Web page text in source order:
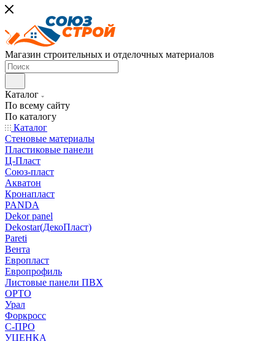
Магазин строительных и отделочных материалов
Каталог
По всему сайту
По каталогу
Каталог
Стеновые материалы
Пластиковые панели
Ц-Пласт
Союз-пласт
Акватон
Кронапласт
PANDA
Dekor panel
Dekostar(ДекоПласт)
Pareti
Вента
Европласт
Европрофиль
Листовые панели ПВХ
ОРТО
Урал
Форкросс
С-ПРО
УЦЕНКА